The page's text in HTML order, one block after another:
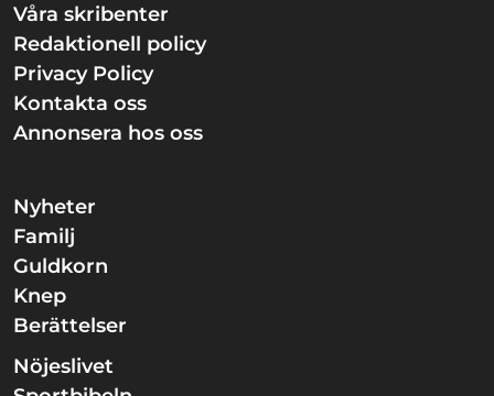
Våra skribenter
Redaktionell policy
Privacy Policy
Kontakta oss
Annonsera hos oss
Nyheter
Familj
Guldkorn
Knep
Berättelser
Nöjeslivet